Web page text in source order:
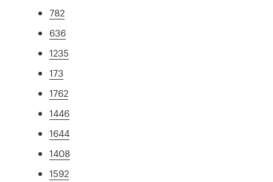
782
636
1235
173
1762
1446
1644
1408
1592